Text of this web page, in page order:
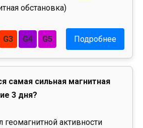
обстановка)
G3 G4 G5 Подробнее
самая сильная магнитная
3 дня?
активности